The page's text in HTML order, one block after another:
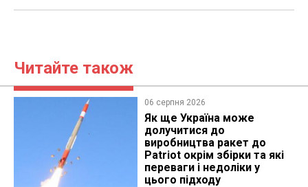
Читайте також
06 серпня 2026
Як ще Україна може
долучитися до
виробництва ракет до
Patriot окрім збірки та які
переваги і недоліки у
цього підходу